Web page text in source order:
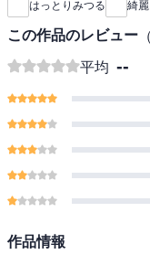
はっとりみつる 綺
この作品のレビュー （
平均 --
作品情報